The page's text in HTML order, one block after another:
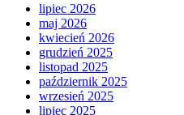
lipiec 2026
maj 2026
kwiecień 2026
grudzień 2025
listopad 2025
październik 2025
wrzesień 2025
lipiec 2025